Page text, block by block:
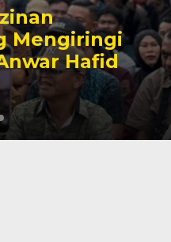
Mengiringi
Hafid